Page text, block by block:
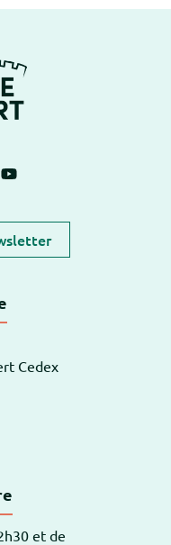
Facebook
le compte Instagram
Lien vers la chaîne
Cedex
et de